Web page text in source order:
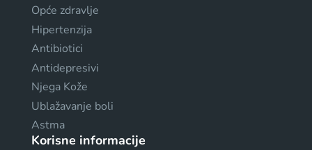
Opće zdravlje
Hipertenzija
Antibiotici
Antidepresivi
Njega Kože
Ublažavanje boli
Astma
Korisne informacije